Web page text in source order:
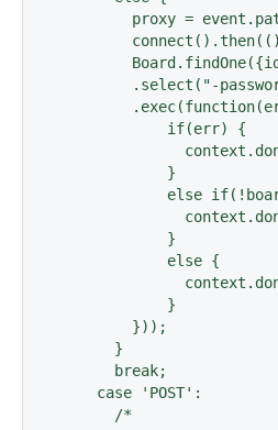
proxy =
.select("-
            if(err) {
            }
else
            }
            else {
            }
        }));
      }
      break;
    case 'POST':
      /*